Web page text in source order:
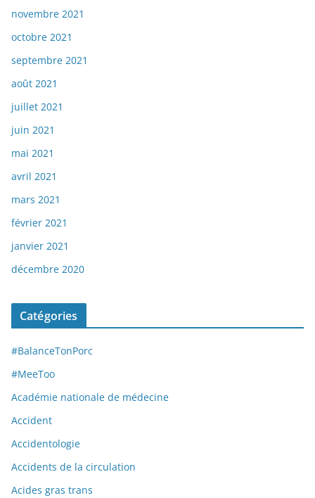
novembre 2021
octobre 2021
septembre 2021
août 2021
juillet 2021
juin 2021
mai 2021
avril 2021
mars 2021
février 2021
janvier 2021
décembre 2020
Catégories
#BalanceTonPorc
#MeeToo
Académie nationale de médecine
Accident
Accidentologie
Accidents de la circulation
Acides gras trans